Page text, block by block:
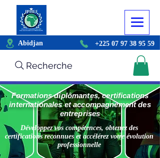
Abidjan +225 07 97 38 95 59
Recherche
Formations diplômantes, certifications
internationales et accompagnement des
entreprises
Développez vos compétences, obtenez des
certifications reconnues et accélérez votre évolution
professionnelle